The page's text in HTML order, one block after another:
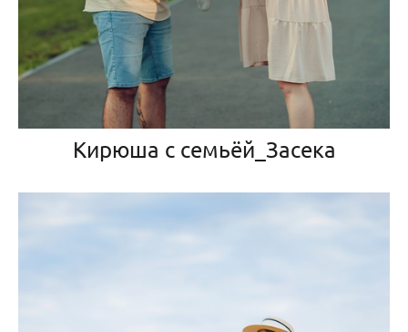
Кирюша с семьёй_Засека